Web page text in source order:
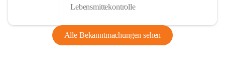
Lebensmittekontrolle
Alle Bekanntmachungen sehen